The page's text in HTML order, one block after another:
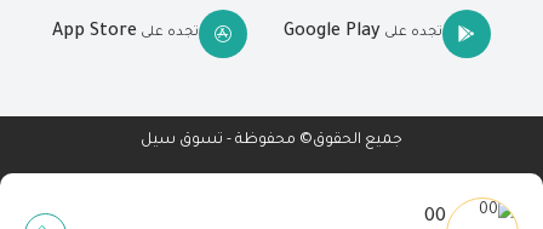
00
تجده على Google Play تجده على App Store
جميع الحقوق© محفوظة - تسوق سيل